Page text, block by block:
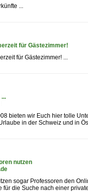
...
für Gästezimmer!
für Gästezimmer! ...
bieten wir Euch hier tolle
in der Schweiz und in
nutzen
sogar Professoren den
für die Suche nach einer